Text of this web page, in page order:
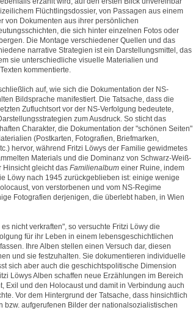
Flüchtlingsdossier, von Passagen aus einem
von Dokumenten aus ihrer persönlichen
die sich hinter einzelnen Fotos oder
Die Montage verschiedener Quellen und das
narrative Strategien ist ein Darstellungsmittel, das
sie unterschiedliche visuelle Materialien und
kommentierte.
auf, wie sich die Dokumentation der NS-
Bildsprache manifestiert. Die Tatsache, dass die
Zufluchtsort vor der NS-Verfolgung bedeutete,
zum Ausdruck. So sticht das
Charakter, die Dokumentation der "schönen Seiten"
(Postkarten, Fotografien, Briefmarken,
hervor, während Fritzi Löwys der Familie gewidmetes
Materials und die Dominanz von Schwarz-Weiß-
Hinsicht gleicht das Familienalbum einer Ruine, indem
Löwy nach 1945 zurückgeblieben ist: einige wenige
von verstorbenen und vom NS-Regime
Fotografien derjenigen, die überlebt haben, in Wien
nicht verkraften", so versuchte Fritzi Löwy die
für ihr Leben in einem lebensgeschichtlichen
Ihre Alben stellen einen Versuch dar, diesen
und sie festzuhalten. Sie dokumentieren individuelle
sich aber auch die geschichtspolitische Dimension
Löwys Alben schaffen neue Erzählungen im Bereich
Exil und den Holocaust und damit in Verbindung auch
Vor dem Hintergrund der Tatsache, dass hinsichtlich
bzw. aufgerufenen Bilder der nationalsozialistischen